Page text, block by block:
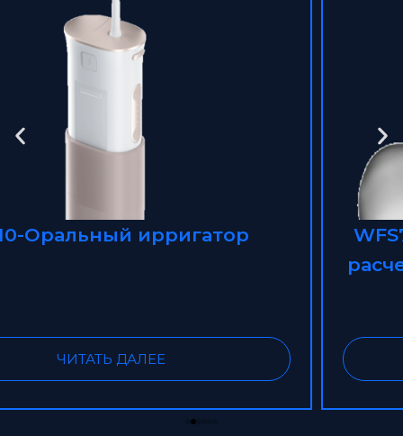
WFS700-TY-Беспроводная мини-
расческа для выпрямления волос
ЧИТАТЬ ДАЛЕЕ